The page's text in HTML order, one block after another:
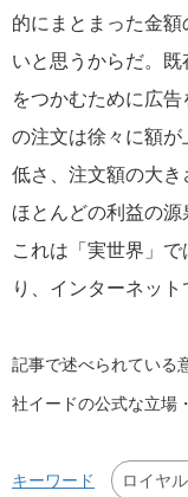
的にまとまった金
いと思うからだ。
をつかむために広
の注文は徐々に額
低さ、注文額の大き
ほとんどの利益の源
これは「実世界」
り、インターネット
記事で述べられている
社イードの公式な立場
キーワード ロイヤ